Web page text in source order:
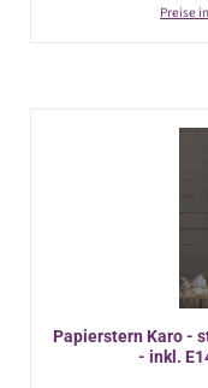
Preise
Papierstern Karo -
- inkl.